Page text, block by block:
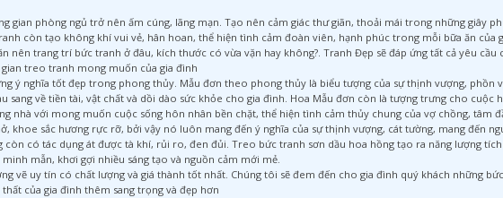
gian phòng ngủ trở nên ấm cúng, lãng mạn. Tạo nên cảm giác thư giãn, thoải mái trong những giây
còn tạo không khí vui vẻ, hân hoan, thể hiện tình cảm đoàn viên, hạnh phúc trong mỗi bữa ăn của
nên trang trí bức tranh ở đâu, kích thước có vừa vặn hay không?. Tranh Đẹp sẽ đáp ứng tất cả yêu
treo tranh mong muốn của gia đình
ý nghĩa tốt đẹp trong phong thủy. Mẫu đơn theo phong thủy là biểu tượng của sự thịnh vượng,
sang về tiền tài, vật chất và dồi dào sức khỏe cho gia đình. Hoa Mẫu đơn còn là tượng trưng cho
nhà với mong muốn cuộc sống hôn nhân bền chặt, thể hiện tình cảm thủy chung của vợ chồng, tâm
khoe sắc hương rực rỡ, bởi vậy nó luôn mang đến ý nghĩa của sự thịnh vượng, cát tường, mang đến
có tác dụng át được tà khí, rủi ro, đen đủi. Treo bức tranh sơn dầu hoa hồng tạo ra năng lượng
mẫn, khơi gợi nhiều sáng tạo và nguồn cảm mới mẻ.
vẽ uy tín có chất lượng và giá thành tốt nhất. Chúng tôi sẽ đem đến cho gia đình quý khách những
của gia đình thêm sang trọng và đẹp hơn